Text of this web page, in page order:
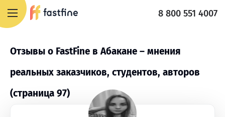
8 800 551 4007
Отзывы о FastFine в Абакане – мнения
реальных заказчиков, студентов, авторов
(страница 97)